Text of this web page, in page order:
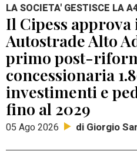
LA SOCIETA' GESTISCE LA
Il Cipess approva
Autostrade Alto
primo post-
concessionaria
investimenti e
fino al 2029
05 Ago 2026 di Giorgio